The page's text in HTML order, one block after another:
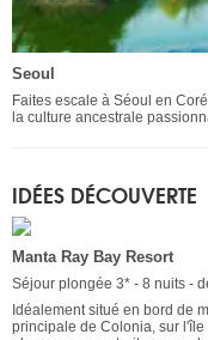
Seoul
Faites escale à Séoul en
la culture ancestrale
IDÉES DÉCOUVERTE
Manta Ray Bay Resort
Séjour plongée 3* - 8 nuits -
Idéalement situé en bord de
principale de Colonia, sur l'île